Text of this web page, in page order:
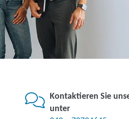
Kontaktieren Sie
unter